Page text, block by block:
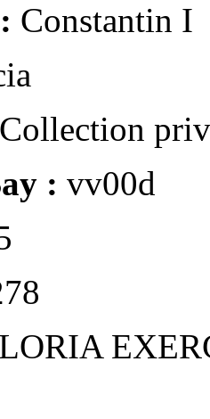
Constantin I
Collection
: vv00d